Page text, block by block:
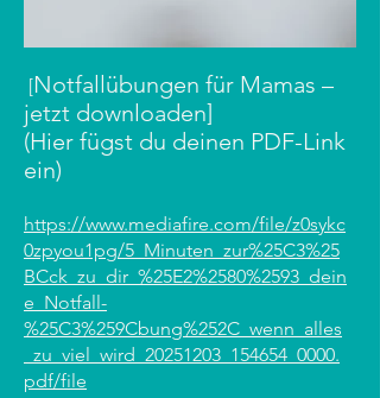
[Notfallübungen für Mamas –
jetzt downloaden]
(Hier fügst du deinen PDF-Link
ein)
https://www.mediafire.com/file/z0sykc
0zpyou1pg/5_Minuten_zur%25C3%25
BCck_zu_dir_%25E2%2580%2593_dein
e_Notfall-
%25C3%259Cbung%252C_wenn_alles
_zu_viel_wird_20251203_154654_0000.
pdf/file